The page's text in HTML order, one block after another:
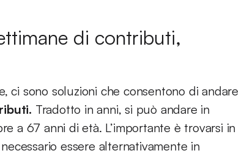
di contributi,
ci sono soluzioni che consentono di andare
Tradotto in anni, si può andare in
a 67 anni di età. L’importante è trovarsi in
essere alternativamente in